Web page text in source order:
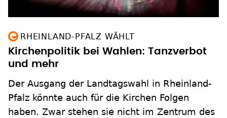
RHEINLAND-PFALZ WÄHLT
Kirchenpolitik bei Wahlen: Tanzverbot
und mehr
Der Ausgang der Landtagswahl in Rheinland-
Pfalz könnte auch für die Kirchen Folgen
haben. Zwar stehen sie nicht im Zentrum des